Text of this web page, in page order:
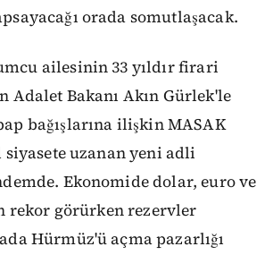
orada somutlaşacak.
ailesinin 33 yıldır firari
Adalet Bakanı Akın Gürlek'le
bağışlarına ilişkin MASAK
uzanan yeni adli
Ekonomide dolar, euro ve
rekor görürken rezervler
Hürmüz'ü açma pazarlığı